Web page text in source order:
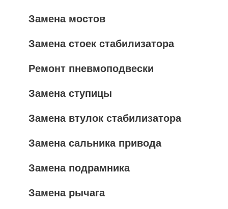
Замена мостов
Замена стоек стабилизатора
Ремонт пневмоподвески
Замена ступицы
Замена втулок стабилизатора
Замена сальника привода
Замена подрамника
Замена рычага